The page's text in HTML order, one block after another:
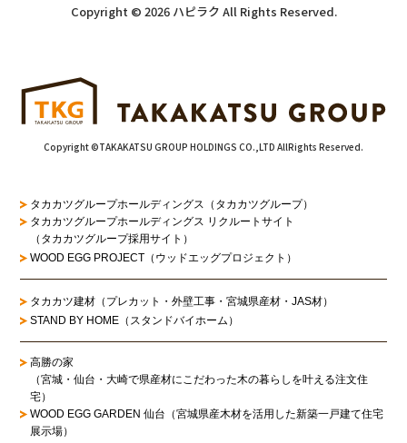
Copyright © 2026 ハピラク All Rights Reserved.
Copyright ©TAKAKATSU GROUP HOLDINGS CO.,LTD AllRights Reserved.
タカカツグループホールディングス（タカカツグループ）
タカカツグループホールディングス リクルートサイト
（タカカツグループ採用サイト）
WOOD EGG PROJECT（ウッドエッグプロジェクト）
タカカツ建材（プレカット・外壁工事・宮城県産材・JAS材）
STAND BY HOME（スタンドバイホーム）
高勝の家
（宮城・仙台・大崎で県産材にこだわった木の暮らしを叶える注文住
宅）
WOOD EGG GARDEN 仙台（宮城県産木材を活用した新築一戸建て住宅
展示場）